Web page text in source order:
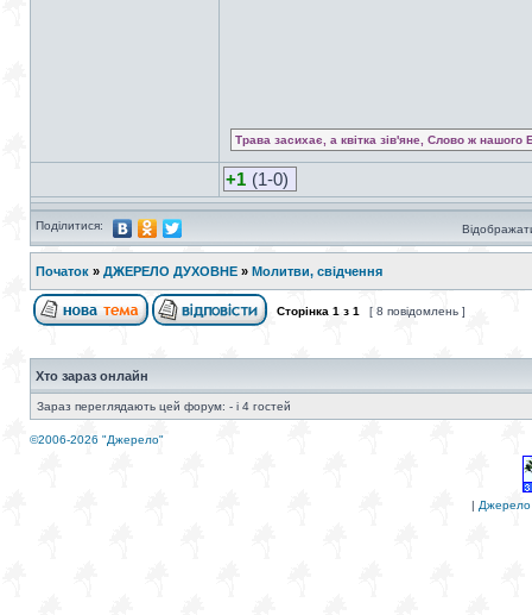
Трава засихає, а квітка зів'яне, Слово ж нашого
+1 (1-0)
Поділитися:
Початок » ДЖЕРЕЛО ДУХОВНЕ » Молитви, свідчення
Сторінка 1 з 1 [ 8 повідомлень ]
Хто зараз онлайн
Зараз переглядають цей форум: - і 4 гостей
©2006-2026 "Джерело"
| Джерело